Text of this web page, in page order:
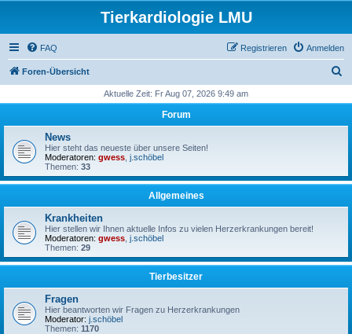
Tierkardiologie LMU
FAQ Anmelden
Registrieren
Foren-Übersicht
h
Aktuelle Zeit: Fr Aug 07, 2026 9:49 am
Forum
News
Hier steht das neueste über unsere Seiten!
Moderatoren: gwess j.schöbel
Themen: 33
Allgemeines
Krankheiten
Hier stellen wir Ihnen aktuelle Infos zu vielen Herzerkrankungen bereit!
Moderatoren: gwess j.schöbel
Themen: 29
Tierbesitzer
Fragen
Hier beantworten wir Fragen zu Herzerkrankungen
Moderator: j.schöbel
Themen: 1170